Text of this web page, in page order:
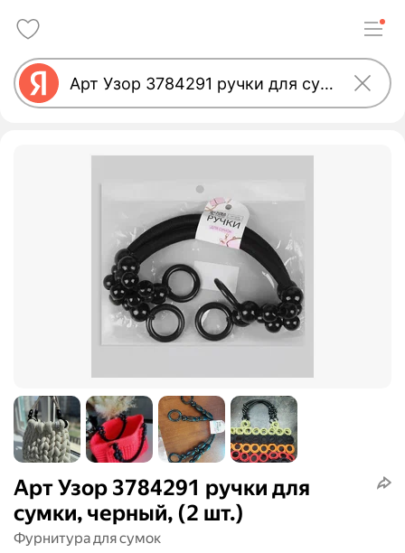
Арт Узор 3784291 ручки для
сумки, черный, (2 шт.)
Фурнитура для сумок